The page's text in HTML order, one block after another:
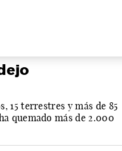
15 terrestres y más de 85
quemado más de 2.000